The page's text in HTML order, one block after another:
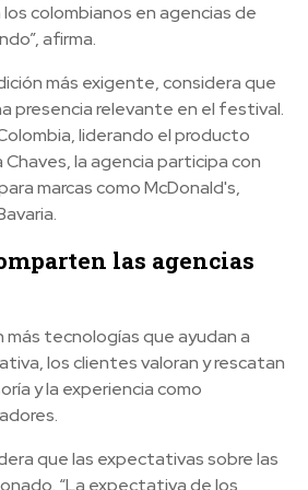
colombianos en agencias de
afirma.
más exigente, considera que
presencia relevante en el festival.
liderando el producto
Chaves, la agencia participa con
marcas como McDonald's,
las agencias
tecnologías que ayudan a
los clientes valoran y rescatan
y la experiencia como
que las expectativas sobre las
“La expectativa de los